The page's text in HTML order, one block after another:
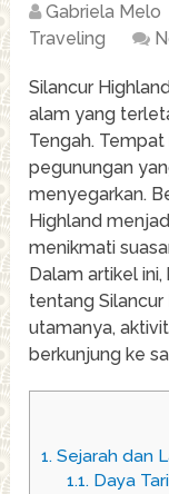
Gabriela Melo
Traveling
Silancur
alam yang
Tengah.
pegunungan
menyegarkan.
Highland
menikmati
Dalam artikel
tentang Silancur
utamanya,
berkunjung ke
1. Sejarah dan
1.1.Daya